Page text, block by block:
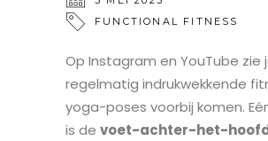
FUNCTIONAL FITNESS
Op Instagram en YouTube zie
regelmatig indrukwekkende
yoga-poses voorbij komen.
is de voet-achter-het-